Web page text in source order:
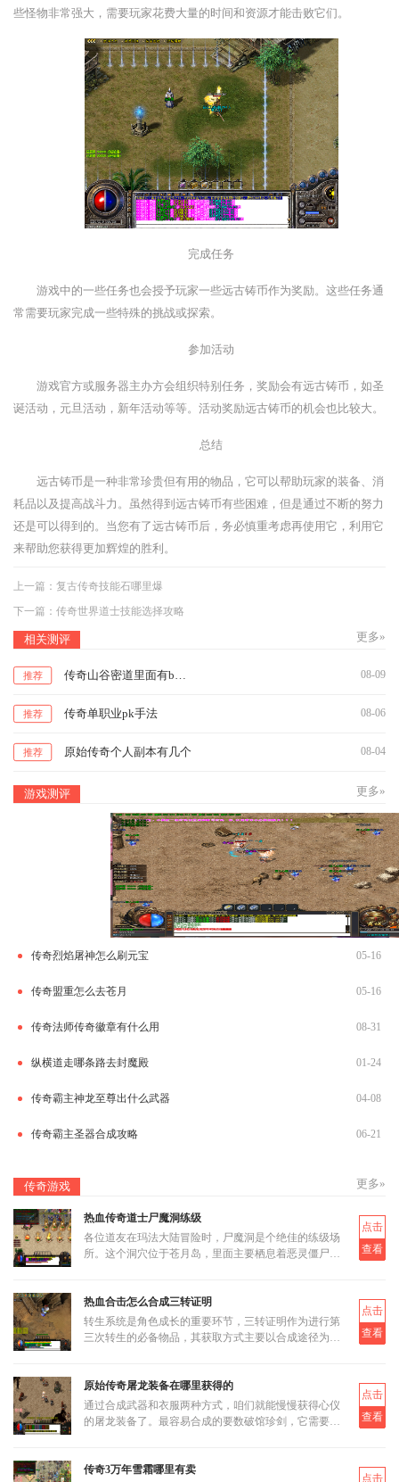
些怪物非常强大，需要玩家花费大量的时间和资源才能击败它们。
完成任务
游戏中的一些任务也会授予玩家一些远古铸币作为奖励。这些任务通
常需要玩家完成一些特殊的挑战或探索。
参加活动
游戏官方或服务器主办方会组织特别任务，奖励会有远古铸币，如圣
诞活动，元旦活动，新年活动等等。活动奖励远古铸币的机会也比较大。
总结
远古铸币是一种非常珍贵但有用的物品，它可以帮助玩家的装备、消
耗品以及提高战斗力。虽然得到远古铸币有些困难，但是通过不断的努力
还是可以得到的。当您有了远古铸币后，务必慎重考虑再使用它，利用它
来帮助您获得更加辉煌的胜利。
上一篇： 复古传奇技能石哪里爆
下一篇： 传奇世界道士技能选择攻略
相关测评 更多»
推荐 08-09
推荐 传奇单职业pk手法 08-06
推荐 原始传奇个人副本有几个 08-04
游戏测评 更多»
传奇烈焰屠神怎么刷元宝 05-16
传奇盟重怎么去苍月 05-16
传奇法师传奇徽章有什么用 08-31
纵横道走哪条路去封魔殿 01-24
传奇霸主神龙至尊出什么武器 04-08
传奇霸主圣器合成攻略 06-21
传奇游戏 更多»
热血传奇道士尸魔洞练级
各位道友在玛法大陆冒险时，尸魔洞是个绝佳的练级场
所。这个洞穴位于苍月岛，里面主要栖息着恶灵僵尸和
点击
查看
热血合击怎么合成三转证明
转生系统是角色成长的重要环节，三转证明作为进行第
三次转生的必备物品，其获取方式主要以合成途径为
点击
查看
原始传奇屠龙装备在哪里获得的
通过合成武器和衣服两种方式，咱们就能慢慢获得心仪
的屠龙装备了。最容易合成的要数破馆珍剑，它需要的
点击
查看
传奇3万年雪霜哪里有卖
点击